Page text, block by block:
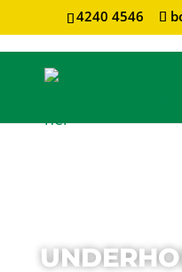
4240 4546